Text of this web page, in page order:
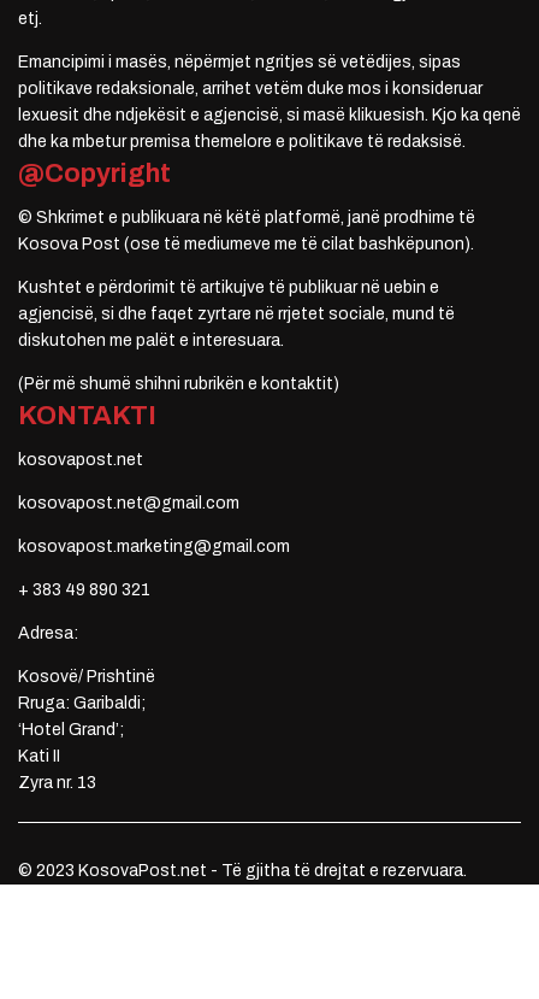
etj.
Emancipimi i masës, nëpërmjet ngritjes së vetëdijes, sipas
politikave redaksionale, arrihet vetëm duke mos i konsideruar
lexuesit dhe ndjekësit e agjencisë, si masë klikuesish. Kjo ka qenë
dhe ka mbetur premisa themelore e politikave të redaksisë.
@Copyright
© Shkrimet e publikuara në këtë platformë, janë prodhime të
Kosova Post (ose të mediumeve me të cilat bashkëpunon).
Kushtet e përdorimit të artikujve të publikuar në uebin e
agjencisë, si dhe faqet zyrtare në rrjetet sociale, mund të
diskutohen me palët e interesuara.
(Për më shumë shihni rubrikën e kontaktit)
KONTAKTI
kosovapost.net
kosovapost.net@gmail.com
kosovapost.marketing@gmail.com
+ 383 49 890 321
Adresa:
Kosovë/ Prishtinë
Rruga: Garibaldi;
‘Hotel Grand’;
Kati II
Zyra nr. 13
© 2023 KosovaPost.net - Të gjitha të drejtat e rezervuara.